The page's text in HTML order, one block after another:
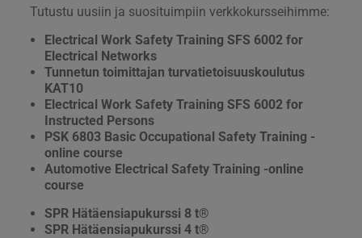
Tutustu uusiin ja suosituimpiin verkkokursseihimme:
Electrical Work Safety Training SFS 6002 for
Electrical Networks
Tunnetun toimittajan turvatietoisuuskoulutus
KAT10
Electrical Work Safety Training SFS 6002 for
Instructed Persons
PSK 6803 Basic Occupational Safety Training -
online course
Automotive Electrical Safety Training -online
course
SPR Hätäensiapukurssi 8 t®
SPR Hätäensiapukurssi 4 t®